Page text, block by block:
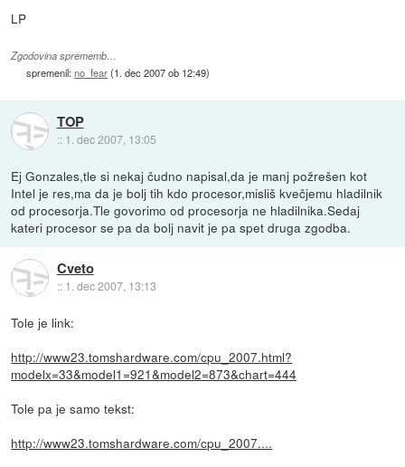
LP
Zgodovina sprememb…
spremenil:no_fear(1. dec 2007 ob 12:49)
TOP
:: 1. dec 2007, 13:05
Ej Gonzales,tle si nekaj čudno napisal,da je manj požrešen kot
Intel je res,ma da je bolj tih kdo procesor,misliš kvečjemu hladilnik
od procesorja.Tle govorimo od procesorja ne hladilnika.Sedaj
kateri procesor se pa da bolj navit je pa spet druga zgodba.
Cveto
:: 1. dec 2007, 13:13
Tole je link:
http://www23.tomshardware.com/cpu_2007.html?
modelx=33&model1=921&model2=873&chart=444
Tole pa je samo tekst:
http://www23.tomshardware.com/cpu_2007....